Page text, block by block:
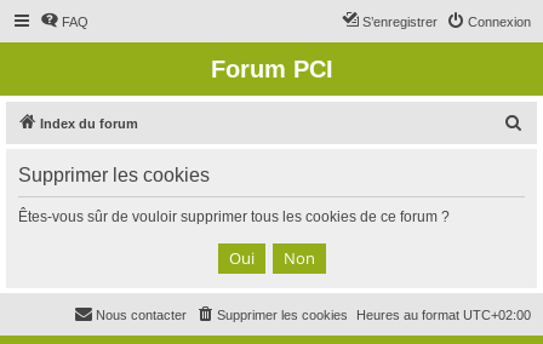
FAQ Connexion
S’enregistrer
Forum PCI
Index du forum
c
Supprimer les cookies
Êtes-vous sûr de vouloir supprimer tous les cookies de ce forum ?
Heures au format UTC+02:00
Supprimer les cookies
Nous contacter